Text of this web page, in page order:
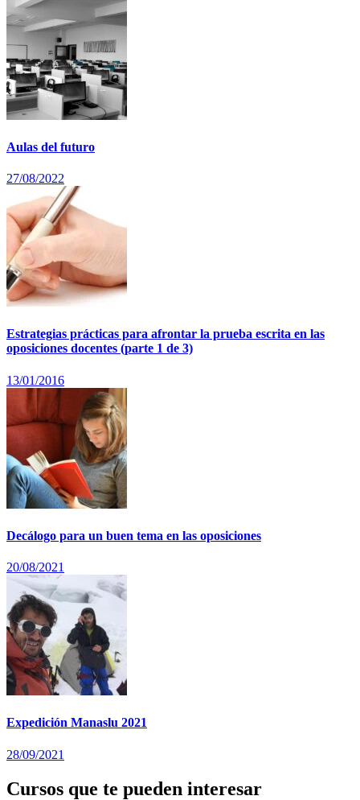
Aulas del futuro
27/08/2022
Estrategias prácticas para afrontar la prueba escrita en las
oposiciones docentes (parte 1 de 3)
13/01/2016
Decálogo para un buen tema en las oposiciones
20/08/2021
Expedición Manaslu 2021
28/09/2021
Cursos que te pueden interesar